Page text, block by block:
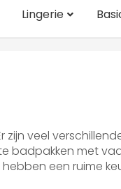
Lingerie
zijn veel
badpakken met
een ruime